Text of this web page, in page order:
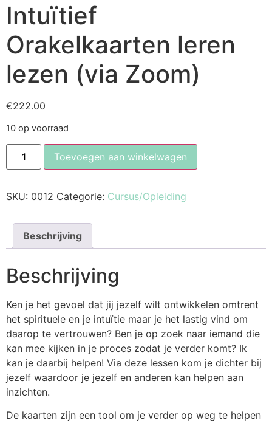
Intuïtief
Orakelkaarten leren
lezen (via Zoom)
€222.00
10 op voorraad
Toevoegen aan winkelwagen
SKU: 0012 Categorie: Cursus/Opleiding
Beschrijving
Beschrijving
Ken je het gevoel dat jij jezelf wilt ontwikkelen omtrent
het spirituele en je intuïtie maar je het lastig vind om
daarop te vertrouwen? Ben je op zoek naar iemand die
kan mee kijken in je proces zodat je verder komt? Ik
kan je daarbij helpen! Via deze lessen kom je dichter bij
jezelf waardoor je jezelf en anderen kan helpen aan
inzichten.
De kaarten zijn een tool om je verder op weg te helpen